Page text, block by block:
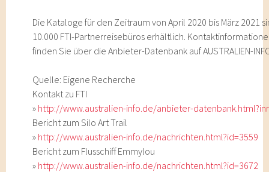
Die Kataloge für den Zeitraum von April 2020 bis März 2021
10.000 FTI-Partnerreisebüros erhältlich.
finden Sie über die Anbieter-Datenbank auf AUSTRALIEN-
Quelle: Eigene Recherche
Kontakt zu FTI
» http://www.australien-info.de/anbieter-
Bericht zum Silo Art Trail
» http://www.australien-info.de/nachrichten.html?id=3559
Bericht zum Flusschiff Emmylou
» http://www.australien-info.de/nachrichten.html?id=3672